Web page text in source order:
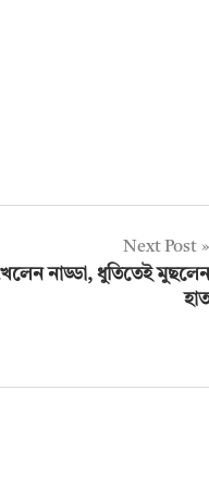
Next Post
নাড্ডা, ধুতিতেই মুছলেন
হাত